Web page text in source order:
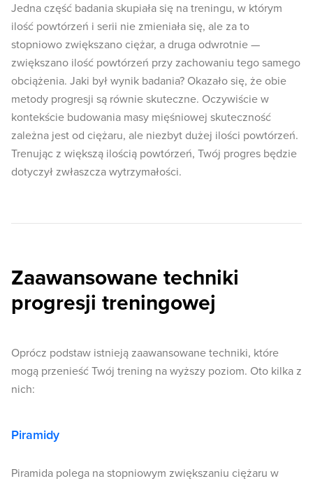
Jedna część badania skupiała się na treningu, w którym
ilość powtórzeń i serii nie zmieniała się, ale za to
stopniowo zwiększano ciężar, a druga odwrotnie —
zwiększano ilość powtórzeń przy zachowaniu tego samego
obciążenia. Jaki był wynik badania? Okazało się, że obie
metody progresji są równie skuteczne. Oczywiście w
kontekście budowania masy mięśniowej skuteczność
zależna jest od ciężaru, ale niezbyt dużej ilości powtórzeń.
Trenując z większą ilością powtórzeń, Twój progres będzie
dotyczył zwłaszcza wytrzymałości.
Zaawansowane techniki
progresji treningowej
Oprócz podstaw istnieją zaawansowane techniki, które
mogą przenieść Twój trening na wyższy poziom. Oto kilka z
nich:
Piramidy
Piramida polega na stopniowym zwiększaniu ciężaru w